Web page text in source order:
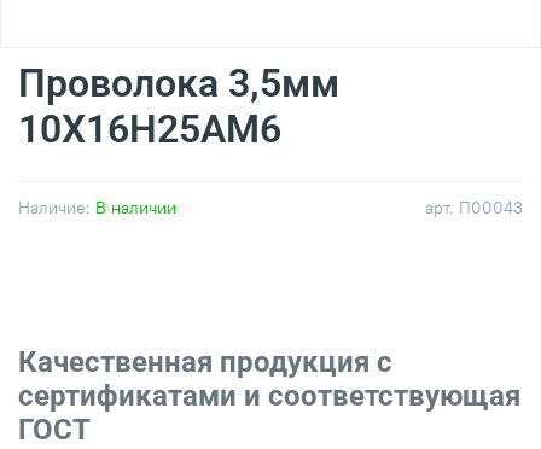
арт. П00043
Наличие: В наличии
Проволока 3,5мм
10Х16Н25АМ6
Качественная продукция с
сертификатами и соответствующая
ГОСТ